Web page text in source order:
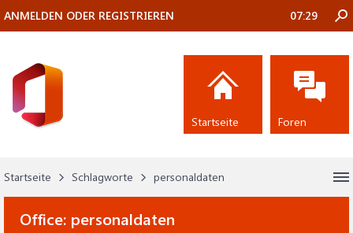
Startseite Schlagworte personaldaten
Office: personaldaten
ANMELDEN ODER REGISTRIEREN 07:29
Startseite Foren